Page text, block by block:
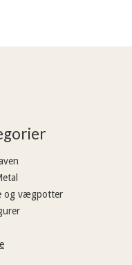
og vægpotter